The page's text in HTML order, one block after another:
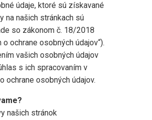
údaje, ktoré sú získavané
na našich stránkach sú
so zákonom č. 18/2018
o ochrane osobných údajov“).
vašich osobných údajov
s ich spracovaním v
ochrane osobných údajov.
našich stránok